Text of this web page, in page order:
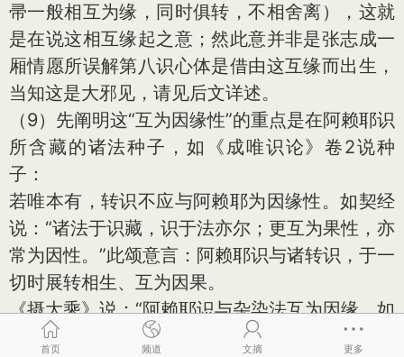
帚一般相互为缘，同时俱转，不相舍离），这就
是在说这相互缘起之意；然此意并非是张志成一
厢情愿所误解第八识心体是借由这互缘而出生，
当知这是大邪见，请见后文详述。
（9）先阐明这“互为因缘性”的重点是在阿赖耶识
所含藏的诸法种子，如《成唯识论》卷2说种
子：
若唯本有，转识不应与阿赖耶为因缘性。如契经
说：“诸法于识藏，识于法亦尔；更互为果性，亦
常为因性。”此颂意言：阿赖耶识与诸转识，于一
切时展转相生、互为因果。
《摄大乘》说：“阿赖耶识与杂染法互为因缘，如
炷与焰，展转生烧；又如束芦，互相依住。”唯依
首页 频道 文摘 更多